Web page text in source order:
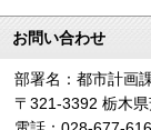
お問い合わせ
部署名：都市計画
〒321-3392 栃木